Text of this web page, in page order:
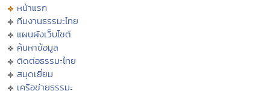
หน้าแรก
ทีมงานธรรมะไทย
แผนผังเว็บไซต์
ค้นหาข้อมูล
ติดต่อธรรมะไทย
สมุดเยี่ยม
เครือข่ายธรรมะ